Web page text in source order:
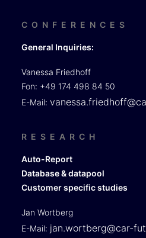
CONFERENCES
General Inquiries:
Vanessa Friedhoff
Fon: +49 174 498 84 50
E-Mail:
RESEARCH
Auto-Report
Database & datapool
Customer specific studies
Jan Wortberg
E-Mail: jan.wortberg@car-